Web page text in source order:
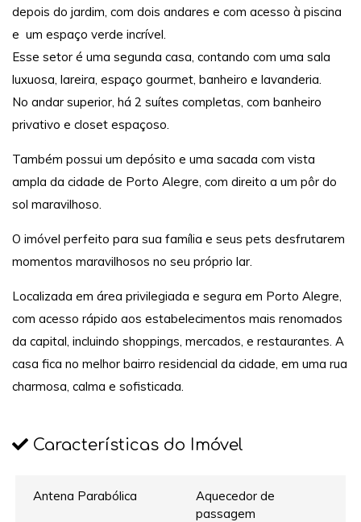
depois do jardim, com dois andares e com acesso à piscina
e um espaço verde incrível.
Esse setor é uma segunda casa, contando com uma sala
luxuosa, lareira, espaço gourmet, banheiro e lavanderia.
No andar superior, há 2 suítes completas, com banheiro
privativo e closet espaçoso.
Também possui um depósito e uma sacada com vista
ampla da cidade de Porto Alegre, com direito a um pôr do
sol maravilhoso.
O imóvel perfeito para sua família e seus pets desfrutarem
momentos maravilhosos no seu próprio lar.
Localizada em área privilegiada e segura em Porto Alegre,
com acesso rápido aos estabelecimentos mais renomados
da capital, incluindo shoppings, mercados, e restaurantes. A
casa fica no melhor bairro residencial da cidade, em uma rua
charmosa, calma e sofisticada.
Características do Imóvel
Antena Parabólica
Aquecedor de
passagem